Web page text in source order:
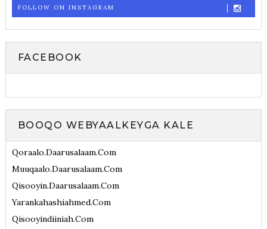
FOLLOW ON INSTAGRAM
FACEBOOK
BOOQO WEBYAALKEYGA KALE
Qoraalo.daarusalaam.com
Muuqaalo.daarusalaam.com
Qisooyin.daarusalaam.com
Yarankahashiahmed.com
Qisooyindiiniah.com